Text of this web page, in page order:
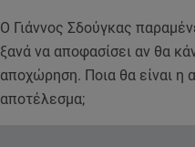
Ο Γιάννος Σδούγκας
ξανά να αποφασίσει αν θα
αποχώρηση. Ποια θα είναι η
αποτέλεσμα;